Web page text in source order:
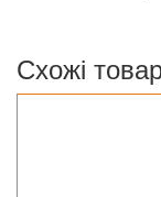
Схожі